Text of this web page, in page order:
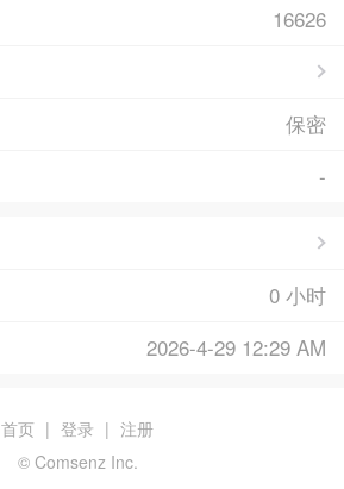
16626
保密
-
0 小时
2026-4-29 12:29 AM
首页 | 登录 | 注册
© Comsenz Inc.